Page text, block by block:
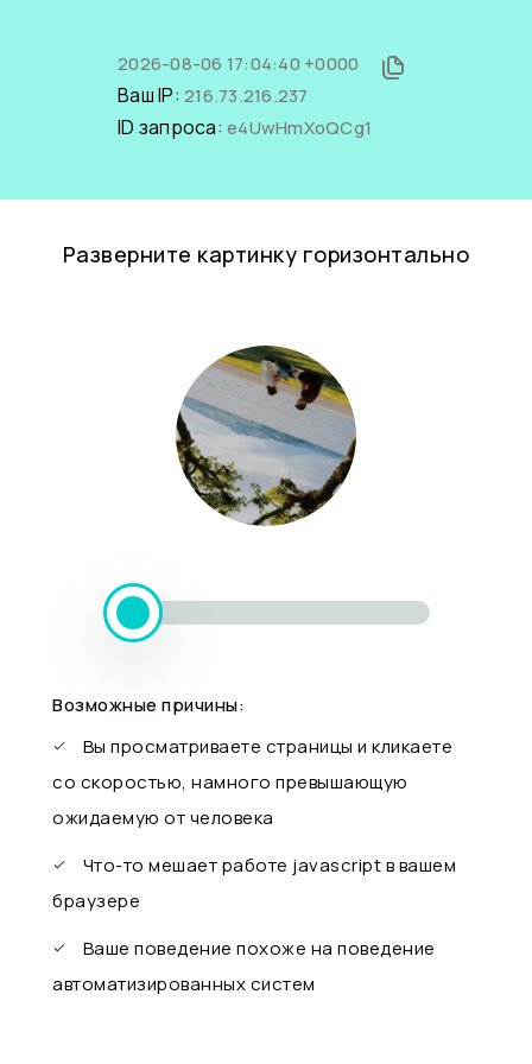
2026-08-06 17:04:40 +0000
Ваш IP: 216.73.216.237
ID запроса: e4UwHmXoQCg1
Разверните картинку горизонтально
Возможные причины:
Вы просматриваете страницы и кликаете
со скоростью, намного превышающую
ожидаемую от человека
Что-то мешает работе javascript в вашем
браузере
Ваше поведение похоже на поведение
автоматизированных систем